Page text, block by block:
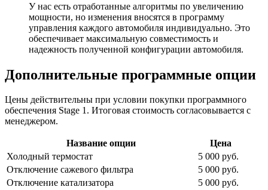
У нас есть отработанные алгоритмы по увеличению
мощности, но изменения вносятся в программу
управления каждого автомобиля индивидуально. Это
обеспечивает максимальную совместимость и
надежность полученной конфигурации автомобиля.
Дополнительные программные опции
Цены действительны при условии покупки программного
обеспечения Stage 1. Итоговая стоимость согласовывается с
менеджером.
Название опции
Цена
Холодный термостат
5 000 руб.
Отключение сажевого фильтра
5 000 руб.
Отключение катализатора
5 000 руб.